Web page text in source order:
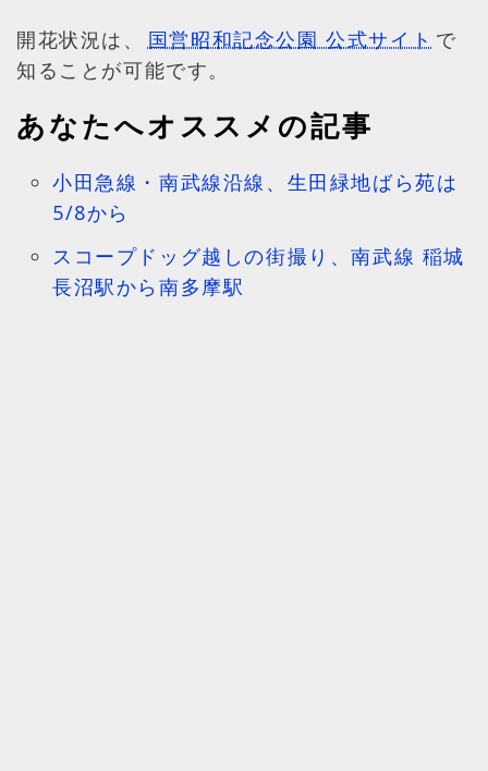
開花状況は、
国営昭和記念公園 公式サイト で
知ることが可能です。
あなたへオススメの記事
小田急線・南武線沿線、生田緑地ばら苑は
5/8から
スコープドッグ越しの街撮り、南武線 稲城
長沼駅から南多摩駅